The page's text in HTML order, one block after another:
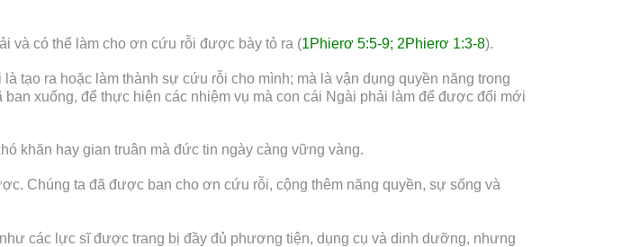
và có thể làm cho ơn cứu rỗi được bày tỏ ra (1Phierơ 5:5-9; 2Phierơ 1:3-8).
tạo ra hoặc làm thành sự cứu rỗi cho mình; mà là vận dụng quyền năng trong
xuống, để thực hiện các nhiệm vụ mà con cái Ngài phải làm để được đổi mới
khăn hay gian truân mà đức tin ngày càng vững vàng.
Chúng ta đã được ban cho ơn cứu rỗi, cộng thêm năng quyền, sự sống và
các lực sĩ được trang bị đầy đủ phương tiện, dụng cụ và dinh dưỡng, nhưng